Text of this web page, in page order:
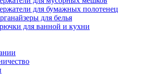
для бумажных полотенец
для белья
для ванной и кухни